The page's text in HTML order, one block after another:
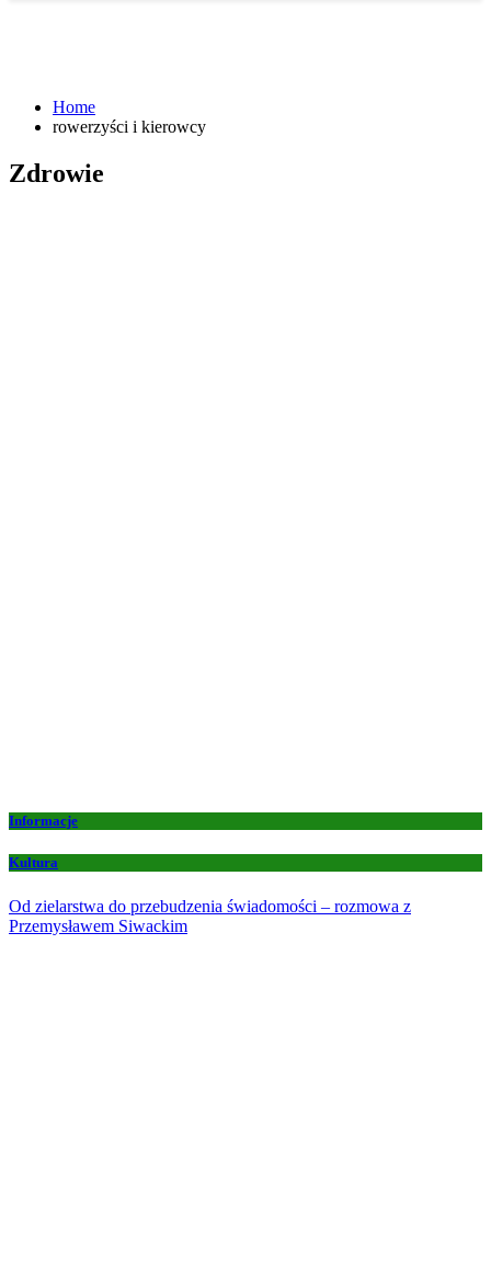
Home
rowerzyści i kierowcy
Zdrowie
Informacje
Kultura
Od zielarstwa do przebudzenia świadomości – rozmowa z
Przemysławem Siwackim